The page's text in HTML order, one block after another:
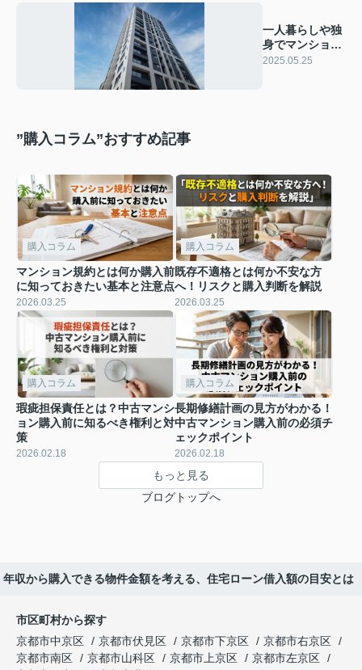
一人暮らしや独
身でマンション
を購入をするメ
2025.05.25
”購入コラム”おすすめ記事
購入コラム
マンション規約とは何か購入前
に知っておきたい基本と注意点
2026.03.25
購入コラム
既存不適格とは何か不安な方
へ！リスクと購入判断を解説
2026.03.25
購入コラム
瑕疵担保責任とは？中古マンシ
ョン購入前に知るべき権利と対
策
2026.02.18
購入コラム
長期修繕計画の見方がわかる！
中古マンション購入前の必須チ
ェックポイント
2026.02.18
もっと見る
ブログトップへ
年収から購入できる物件金額を考える、住宅ローン借入額の目安とは
市区町村から探す
京都市中京区
京都市伏見区 京都市下京区
京都市右京区
京都市南区
京都市山科区 京都市上京区
京都市左京区